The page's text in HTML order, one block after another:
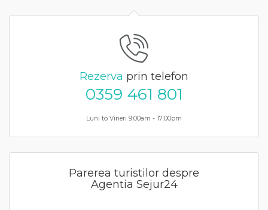
Rezerva prin telefon
0359 461 801
Luni to Vineri 9:00am - 17:00pm
Parerea turistilor despre
Agentia Sejur24